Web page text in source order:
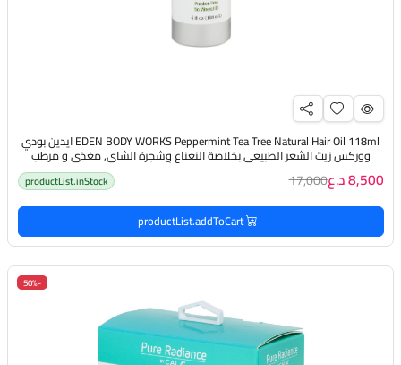
EDEN BODY WORKS Peppermint Tea Tree Natural Hair Oil 118ml ايدين بودي
ووركس زيت الشعر الطبيعي بخلاصة النعناع وشجرة الشاي, مغذي و مرطب
للشعر و فروة الرأس 8,500 د.ع 17,000
productList.inStock
productList.addToCart
-50%